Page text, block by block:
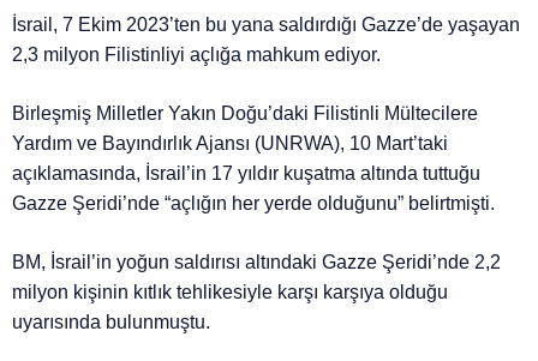
İsrail, 7 Ekim 2023’ten bu yana saldırdığı Gazze’de yaşayan
2,3 milyon Filistinliyi açlığa mahkum ediyor.
Birleşmiş Milletler Yakın Doğu’daki Filistinli Mültecilere
Yardım ve Bayındırlık Ajansı (UNRWA), 10 Mart’taki
açıklamasında, İsrail’in 17 yıldır kuşatma altında tuttuğu
Gazze Şeridi’nde “açlığın her yerde olduğunu” belirtmişti.
BM, İsrail’in yoğun saldırısı altındaki Gazze Şeridi’nde 2,2
milyon kişinin kıtlık tehlikesiyle karşı karşıya olduğu
uyarısında bulunmuştu.